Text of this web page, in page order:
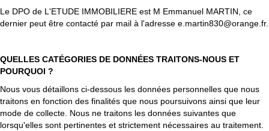
Le DPO de L'ETUDE IMMOBILIERE est M Emmanuel MARTIN, ce
dernier peut être contacté par mail à l'adresse e.martin830@orange.fr.
QUELLES CATÉGORIES DE DONNÉES TRAITONS-NOUS ET
POURQUOI ?
Nous vous détaillons ci-dessous les données personnelles que nous
traitons en fonction des finalités que nous poursuivons ainsi que leur
mode de collecte. Nous ne traitons les données suivantes que
lorsqu'elles sont pertinentes et strictement nécessaires au traitement.